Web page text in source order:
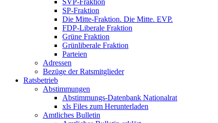
SVP-Fraktion
SP-Fraktion
Die Mitte-Fraktion. Die Mitte. EVP.
FDP-Liberale Fraktion
Grüne Fraktion
Grünliberale Fraktion
Parteien
Adressen
Bezüge der Ratsmitglieder
Ratsbetrieb
Abstimmungen
Abstimmungs-Datenbank Nationalrat
xls Files zum Herunterladen
Amtliches Bulletin